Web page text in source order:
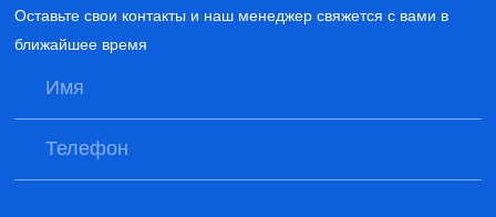
Оставьте свои контакты и наш менеджер свяжется с вами в
ближайшее время